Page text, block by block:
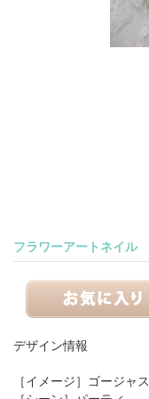
フラワーアートネイル
デザイン情報
［イメージ］ ゴージャス